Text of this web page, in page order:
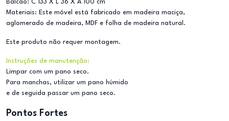
Balcão: C 133 X L 36 X A 100 cm
Materiais: Este móvel está fabricado em madeira maciça,
aglomerado de madeira, MDF e folha de madeira natural.
Este produto não requer montagem.
Instruções de manutenção:
Limpar com um pano seco.
Para manchas, utilizar um pano húmido
e de seguida passar um pano seco.
Pontos Fortes